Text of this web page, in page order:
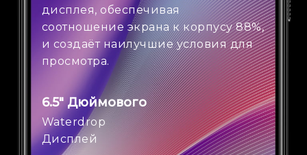
дисплея, обеспечивая
соотношение экрана к корпусу 88%,
и создаёт наилучшие условия для
просмотра.
6.5" Дюймового
Waterdrop
Дисплей